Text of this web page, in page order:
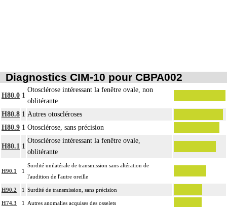
Diagnostics CIM-10 pour CBPA002
H80.0 1
Otosclérose intéressant la fenêtre ovale, non
oblitérante
H80.8 1 Autres otoscléroses
H80.9 1 Otosclérose, sans précision
H80.1 1
Otosclérose intéressant la fenêtre ovale,
oblitérante
H90.1 1
Surdité unilatérale de transmission sans altération de
l'audition de l'autre oreille
H90.2 1 Surdité de transmission, sans précision
H74.3 1 Autres anomalies acquises des osselets